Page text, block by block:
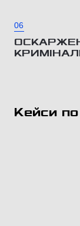
06
Кейси по